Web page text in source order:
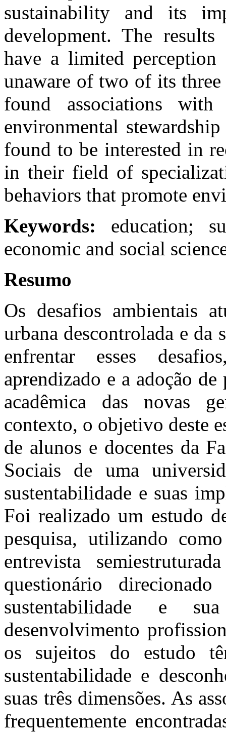
sustainability and its
development. The
have a limited
unaware of two of its
found associations
environmental
found to be interested in
in their field of
behaviors that promote
Keywords: education;
economic and social
Resumo
Os desafios ambientais
urbana descontrolada e da
enfrentar esses
aprendizado e a adoção
acadêmica das novas
contexto, o objetivo deste
de alunos e docentes da
Sociais de uma
sustentabilidade e suas
Foi realizado um estudo
pesquisa, utilizando
entrevista
questionário
sustentabilidade e
desenvolvimento
os sujeitos do estudo
sustentabilidade e
suas três dimensões. As
frequentemente